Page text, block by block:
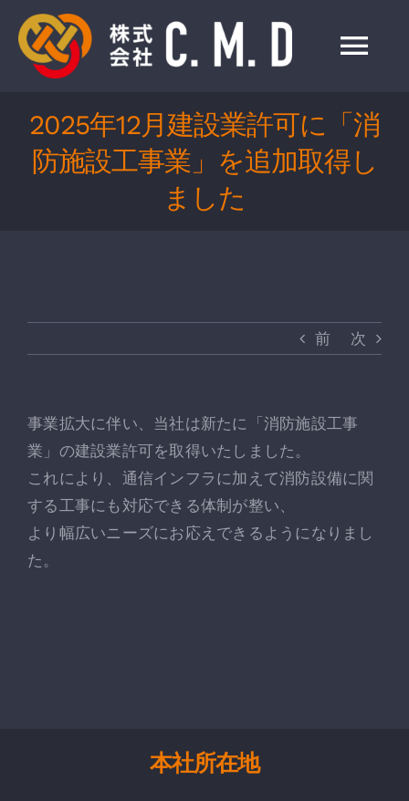
Skip
content
HOME
お問い合わせ
2025年12月建設業許可に「消
防施設工事業」を追加取得し
ました
前 次
事業拡大に伴い、当社は新たに「消防施設工事
業」の建設業許可を取得いたしました。
これにより、通信インフラに加えて消防設備に関
する工事にも対応できる体制が整い、
より幅広いニーズにお応えできるようになりまし
た。
本社所在地